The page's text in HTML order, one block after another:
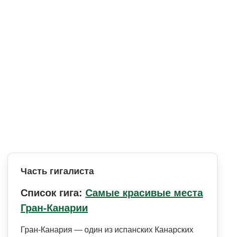
Часть гигалиста
Список гига: Самые красивые места
Гран-Канарии
Гран-Канария — один из испанских Канарских